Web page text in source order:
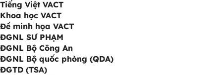
Tiếng Việt VACT
Khoa học VACT
Đề minh họa VACT
ĐGNL SƯ PHẠM
ĐGNL Bộ Công An
ĐGNL Bộ quốc phòng (QDA)
ĐGTD (TSA)